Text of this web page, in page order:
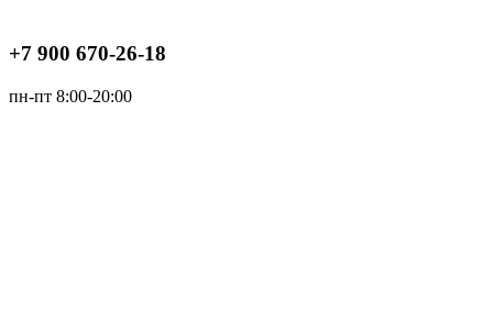
+7 900 670-26-18
пн-пт 8:00-20:00